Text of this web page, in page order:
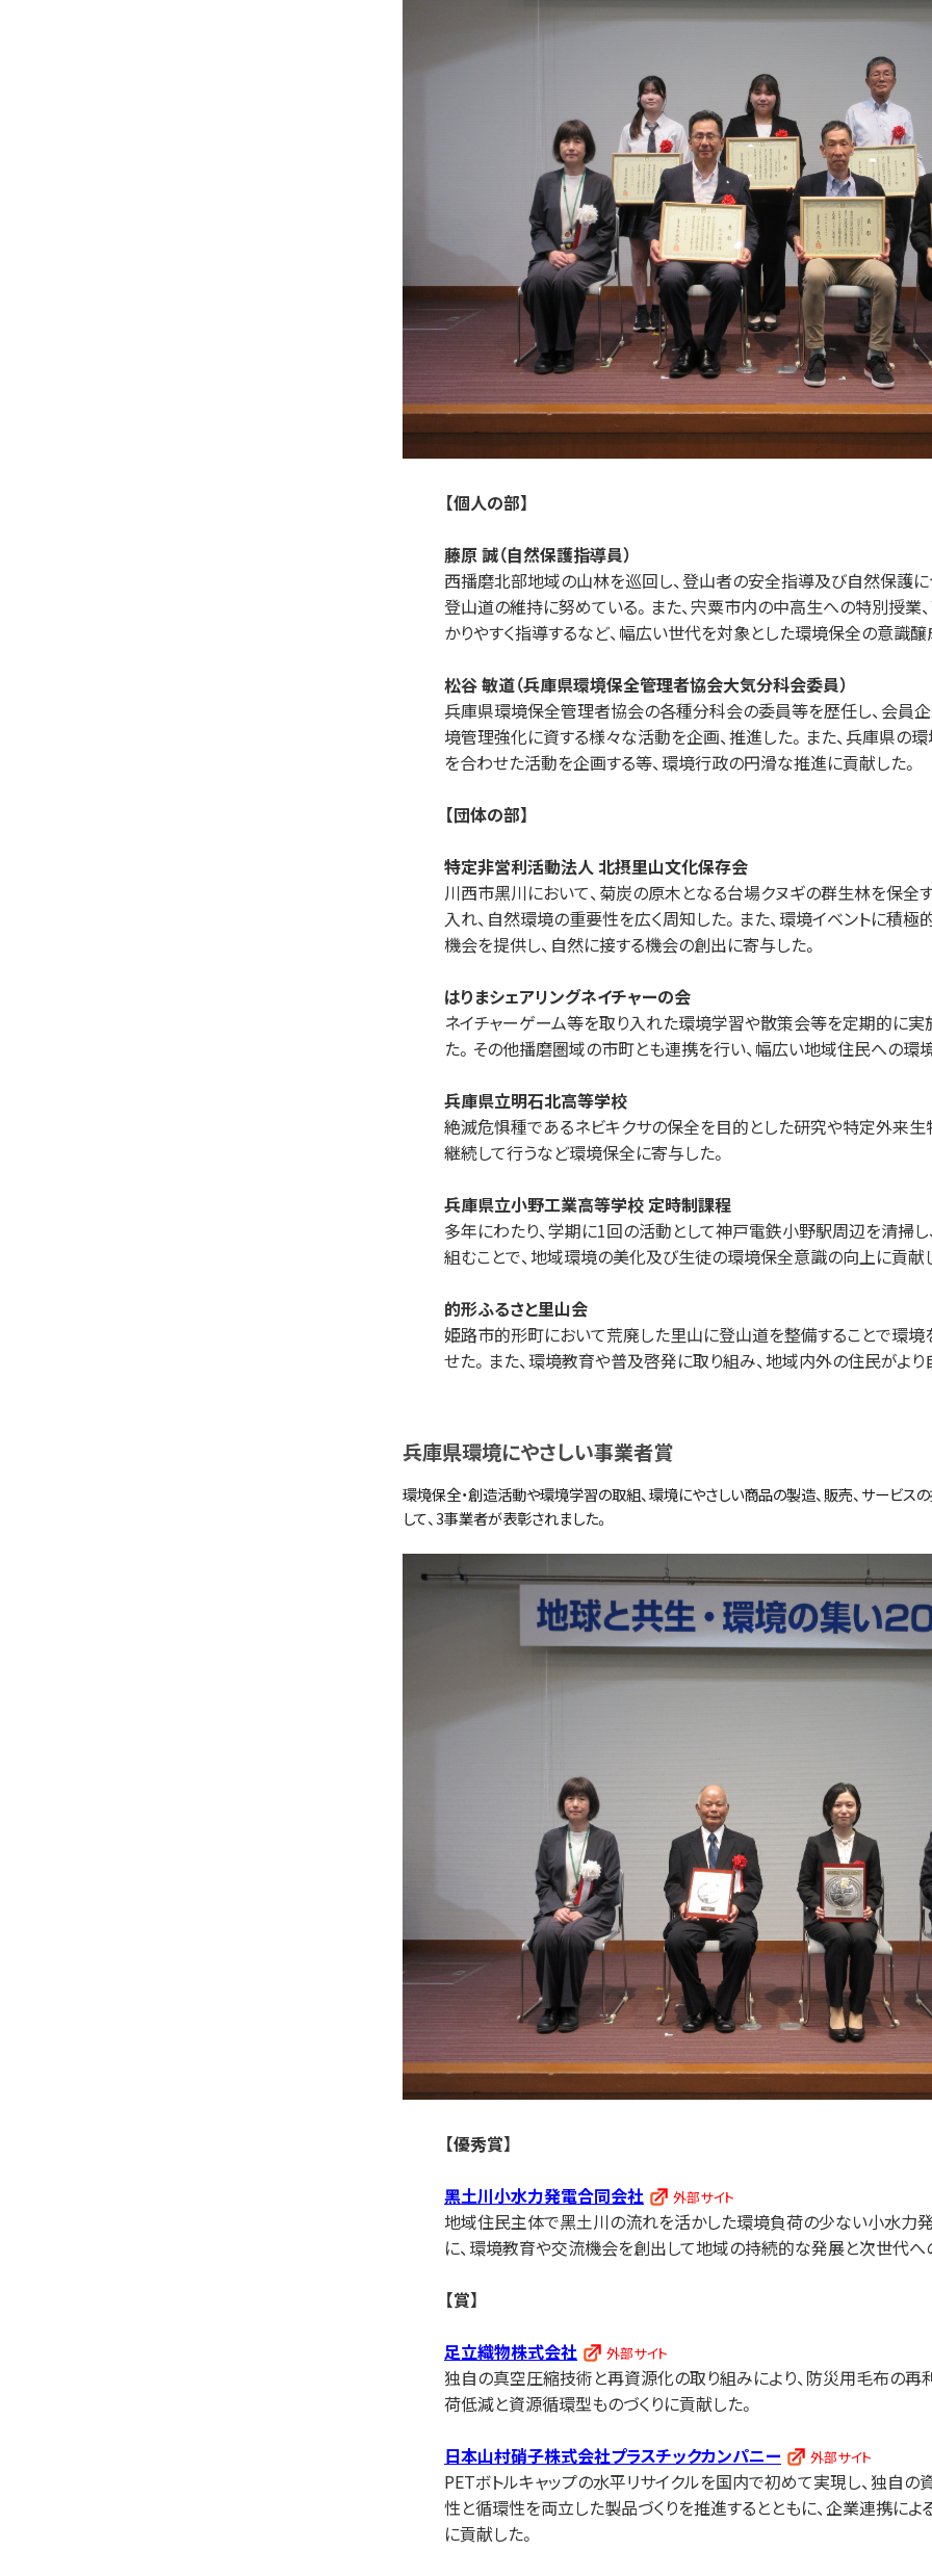
【個人の部】
藤原 誠（⾃然保護指導員）
⻄播磨北部地域の⼭林を巡回し、登⼭者の安全指導及び⾃然保護に
登⼭道の維持に努めている。また、宍粟市内の中⾼⽣への特別授
かりやすく指導するなど、幅広い世代を対象とした環境保全の意識
松⾕ 敏道（兵庫県環境保全管理者協会⼤気分科会委員）
兵庫県環境保全管理者協会の各種分科会の委員等を歴任し、会員
境管理強化に資する様々な活動を企画、推進した。また、兵庫県の
を合わせた活動を企画する等、環境⾏政の円滑な推進に貢献した。
【団体の部】
特定⾮営利活動法⼈ 北摂⾥⼭⽂化保存会
川⻄市⿊川において、菊炭の原⽊となる台場クヌギの群⽣林を保全
⼊れ、⾃然環境の重要性を広く周知した。また、環境イベントに積
機会を提供し、⾃然に接する機会の創出に寄与した。
はりまシェアリングネイチャーの会
ネイチャーゲーム等を取り⼊れた環境学習や散策会等を定期的に
た。その他播磨圏域の市町とも連携を⾏い、幅広い地域住⺠への環
兵庫県⽴明⽯北⾼等学校
絶滅危惧種であるネビキクサの保全を⽬的とした研究や特定外来
継続して⾏うなど環境保全に寄与した。
兵庫県⽴⼩野⼯業⾼等学校 定時制課程
多年にわたり、学期に1回の活動として神⼾電鉄⼩野駅周辺を清掃
組むことで、地域環境の美化及び⽣徒の環境保全意識の向上に貢献
的形ふるさと⾥⼭会
姫路市的形町において荒廃した⾥⼭に登⼭道を整備することで環
せた。また、環境教育や普及啓発に取り組み、地域内外の住⺠がよ
兵庫県環境にやさしい事業者賞
環境保全・創造活動や環境学習の取組、環境にやさしい商品の製造、販売、サービ
して、3事業者が表彰されました。
【優秀賞】
⿊⼟川⼩⽔⼒発電合同会社
地域住⺠主体で⿊⼟川の流れを活かした環境負荷の少ない⼩⽔⼒
に、環境教育や交流機会を創出して地域の持続的な発展と次世代へ
【賞】
⾜⽴織物株式会社
独⾃の真空圧縮技術と再資源化の取り組みにより、防災⽤⽑布の再
荷低減と資源循環型ものづくりに貢献した。
⽇本⼭村硝⼦株式会社プラスチックカンパニー
PETボトルキャップの⽔平リサイクルを国内で初めて実現し、独⾃
性と循環性を両⽴した製品づくりを推進するとともに、企業連携に
に貢献した。